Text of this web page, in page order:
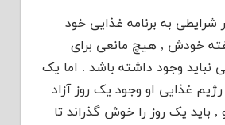
شرایطی به برنامه غذایی خود
خودش , هیچ مانعی برای
نباید وجود داشته باشد . اما یک
غذایی او وجود یک روز آزاد
باید یک روز را خوش گذراند تا